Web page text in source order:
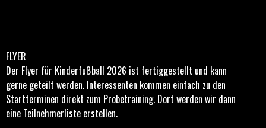
FLYER
Der Flyer für Kinderfußball 2026 ist fertiggestellt und kann
gerne geteilt werden. Interessenten kommen einfach zu den
Startterminen direkt zum Probetraining. Dort werden wir dann
eine Teilnehmerliste erstellen.